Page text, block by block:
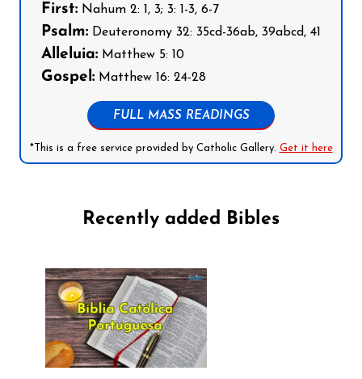
First: Nahum 2: 1, 3; 3: 1-3, 6-7
Psalm: Deuteronomy 32: 35cd-36ab, 39abcd, 41
Alleluia: Matthew 5: 10
Gospel: Matthew 16: 24-28
FULL MASS READINGS
*This is a free service provided by Catholic Gallery. Get it here
Recently added Bibles